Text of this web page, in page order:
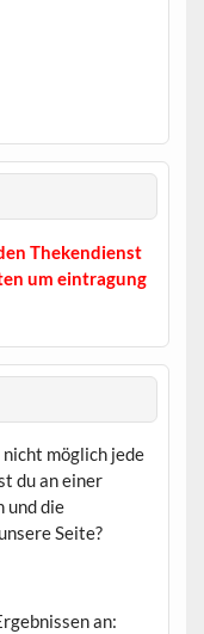
Thekendienst
um eintragung
möglich jede
du an einer
und die
Seite?
an: